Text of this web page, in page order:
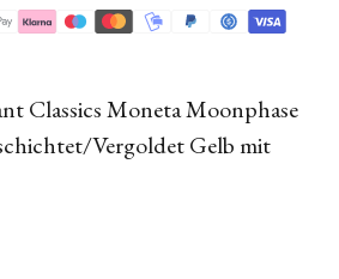
Classics Moneta Moonphase
Vergoldet Gelb mit